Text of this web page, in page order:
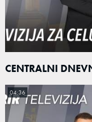
CENTRALNI
04:36